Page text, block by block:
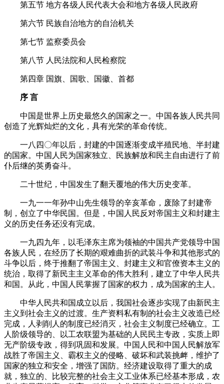
第五节 地方各级人民代表大会和地方各级人民政府
第六节 民族自治地方的自治机关
第七节 监察委员会
第八节 人民法院和人民检察院
第四章 国旗、国歌、国徽、首都
序 言
中国是世界上历史最悠久的国家之一。中国各族人民共同
创造了光辉灿烂的文化，具有光荣的革命传统。
一八四〇年以后，封建的中国逐渐变成半殖民地、半封建
的国家。中国人民为国家独立、民族解放和民主自由进行了前
仆后继的英勇奋斗。
二十世纪，中国发生了翻天覆地的伟大历史变革。
一九一一年孙中山先生领导的辛亥革命，废除了封建帝
制，创立了中华民国。但是，中国人民反对帝国主义和封建主
义的历史任务还没有完成。
一九四九年，以毛泽东主席为领袖的中国共产党领导中国
各族人民，在经历了长期的艰难曲折的武装斗争和其他形式的
斗争以后，终于推翻了帝国主义、封建主义和官僚资本主义的
统治，取得了新民主主义革命的伟大胜利，建立了中华人民共
和国。从此，中国人民掌握了国家的权力，成为国家的主人。
中华人民共和国成立以后，我国社会逐步实现了由新民主
主义到社会主义的过渡。生产资料私有制的社会主义改造已经
完成，人剥削人的制度已经消灭，社会主义制度已经确立。工
人阶级领导的、以工农联盟为基础的人民民主专政，实质上即
无产阶级专政，得到巩固和发展。中国人民和中国人民解放军
战胜了帝国主义、霸权主义的侵略、破坏和武装挑衅，维护了
国家的独立和安全，增强了国防。经济建设取得了重大的成
就，独立的、比较完整的社会主义工业体系已经基本形成，农